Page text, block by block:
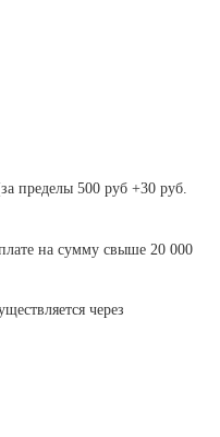
пределы 500 руб +30 руб.
на сумму свыше 20 000
через